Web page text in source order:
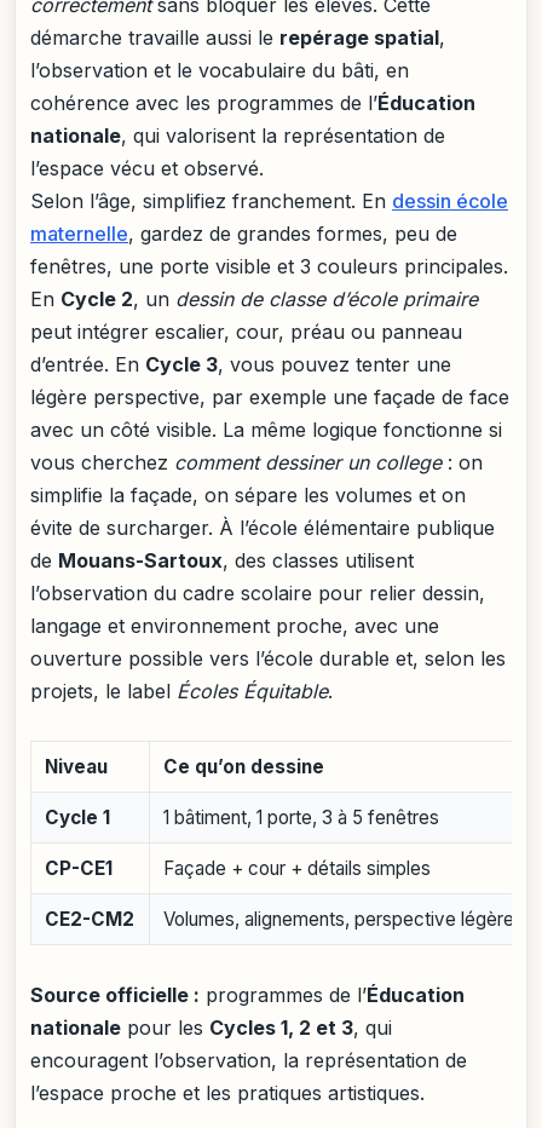
démarche travaille aussi le repérage spatial,
l’observation et le vocabulaire du bâti, en
cohérence avec les programmes de l’Éducation
nationale, qui valorisent la représentation de
l’espace vécu et observé.
Selon l’âge, simplifiez franchement. En dessin école
maternelle, gardez de grandes formes, peu de
fenêtres, une porte visible et 3 couleurs principales.
En Cycle 2, un dessin de classe d’école primaire
peut intégrer escalier, cour, préau ou panneau
d’entrée. En Cycle 3, vous pouvez tenter une
légère perspective, par exemple une façade de face
avec un côté visible. La même logique fonctionne si
vous cherchez comment dessiner un college: on
simplifie la façade, on sépare les volumes et on
évite de surcharger. À l’école élémentaire publique
de Mouans-Sartoux, des classes utilisent
l’observation du cadre scolaire pour relier dessin,
langage et environnement proche, avec une
ouverture possible vers l’école durable et, selon les
projets, le label Écoles Équitable.
Niveau Ce qu’on dessine
Cycle 1 1 bâtiment, 1 porte, 3 à 5 fenêtres
CP-CE1 Façade + cour + détails simples
CE2-CM2 Volumes, alignements, perspective légère
Source officielle : programmes de l’Éducation
nationale pour les Cycles 1, 2 et 3, qui
encouragent l’observation, la représentation de
l’espace proche et les pratiques artistiques.